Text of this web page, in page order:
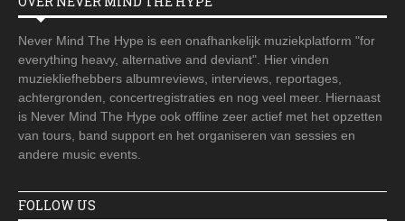
Never Mind The Hype is een onafhankelijk muziekplatform "for
everything heavy, alternative and deviant". Hier vinden
muziekliefhebbers albumreviews, interviews, reportages,
achtergronden, concertregistraties en nog veel meer. Hiernaast
is Never Mind The Hype ook offline zeer actief met het opzetten
van tours, band support en het organiseren van sessies en
andere music events.
FOLLOW US